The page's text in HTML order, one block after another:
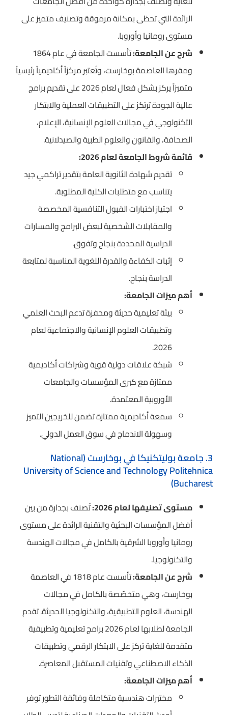
الرائدة التي تحظى بمكانة مرموقة وتصنيف متميز على
مستوى رومانيا وأوروبا.
شرح عن الجامعة:
تأسست الجامعة في عام 1864
ومقرها العاصمة بوخارست، وتُعتبر مركزاً أكاديمياً رئيسياً
متميزاً يركز بشكل فعال لعام 2026 على تقديم برامج
عالية الجودة ترتكز على التطبيقات العملية والابتكار
التكنولوجي في مجالات العلوم الإنسانية، الإعلام،
الصحافة، والقانون والعلوم الطبية والصيدلانية.
قائمة شروط الجامعة لعام 2026:
تقديم شهادة الثانوية العامة بتقدير تراكمي جيد
يتناسب مع متطلبات الكلية المطلوبة.
اجتياز اختبارات القبول التنافسية المخصصة
والمقابلات الشخصية لبعض البرامج والمسارات
الدراسية المحددة بنجاح وتفوق.
إثبات الكفاءة والقدرة اللغوية المناسبة لمتابعة
الدراسة بنجاح.
أهم ميزات الجامعة:
بيئة تعليمية حديثة ومحفزة تدعم البحث العلمي
وتطبيقات العلوم الإنسانية والاجتماعية لعام
2026.
شبكة علاقات دولية قوية وشراكات أكاديمية
ممتازة مع كبرى المؤسسات والجامعات
الأوروبية المعتمدة.
سمعة أكاديمية ممتازة تضمن للخريجين التميز
وسهولة الاندماج في سوق العمل الدولي.
3. جامعة بوليتكنيكا في بوخارست (National
University of Science and Technology Politehnica
Bucharest)
مستوى تصنيفها لعام 2026:
تُصنف بجدارة من بين
أفضل المؤسسات البحثية والتقنية الرائدة على مستوى
رومانيا وأوروبا الشرقية بالكامل في مجالات الهندسة
والتكنولوجيا.
شرح عن الجامعة:
تأسست عام 1818 في العاصمة
بوخارست، وهي متخصّصة بالكامل في مجالات
الهندسة، العلوم التطبيقية، والتكنولوجيا الحديثة. تقدم
الجامعة لطلابها لعام 2026 برامج تعليمية وتطبيقية
متقدمة للغاية تركز على الابتكار الرقمي وتطبيقات
الذكاء الاصطناعي وتقنيات المستقبل المعاصرة.
أهم ميزات الجامعة:
مختبرات هندسية متكاملة وفائقة التطور توفر